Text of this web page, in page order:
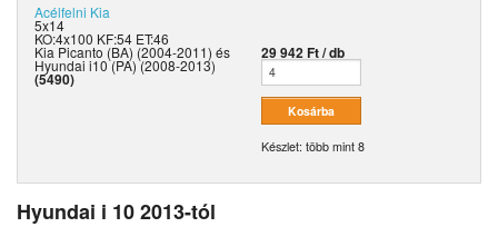
Acélfelni Kia
5x14
KO:4x100 KF:54 ET:46
Kia Picanto (BA) (2004-2011) és
Hyundai i10 (PA) (2008-2013)
(5490)
29 942 Ft / db
Készlet: több mint 8
Hyundai i 10 2013-tól